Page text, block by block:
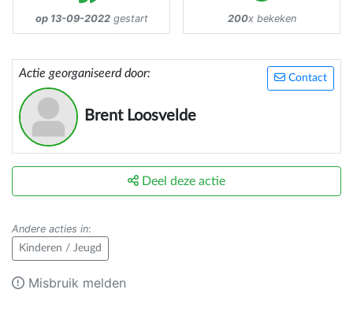
op 13-09-2022gestart 200x bekeken
Contact
Actie georganiseerd door:
Brent Loosvelde
Deel deze actie
Andere acties in:
Kinderen / Jeugd
Misbruik melden